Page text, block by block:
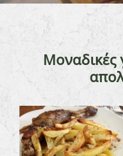
Μοναδικές